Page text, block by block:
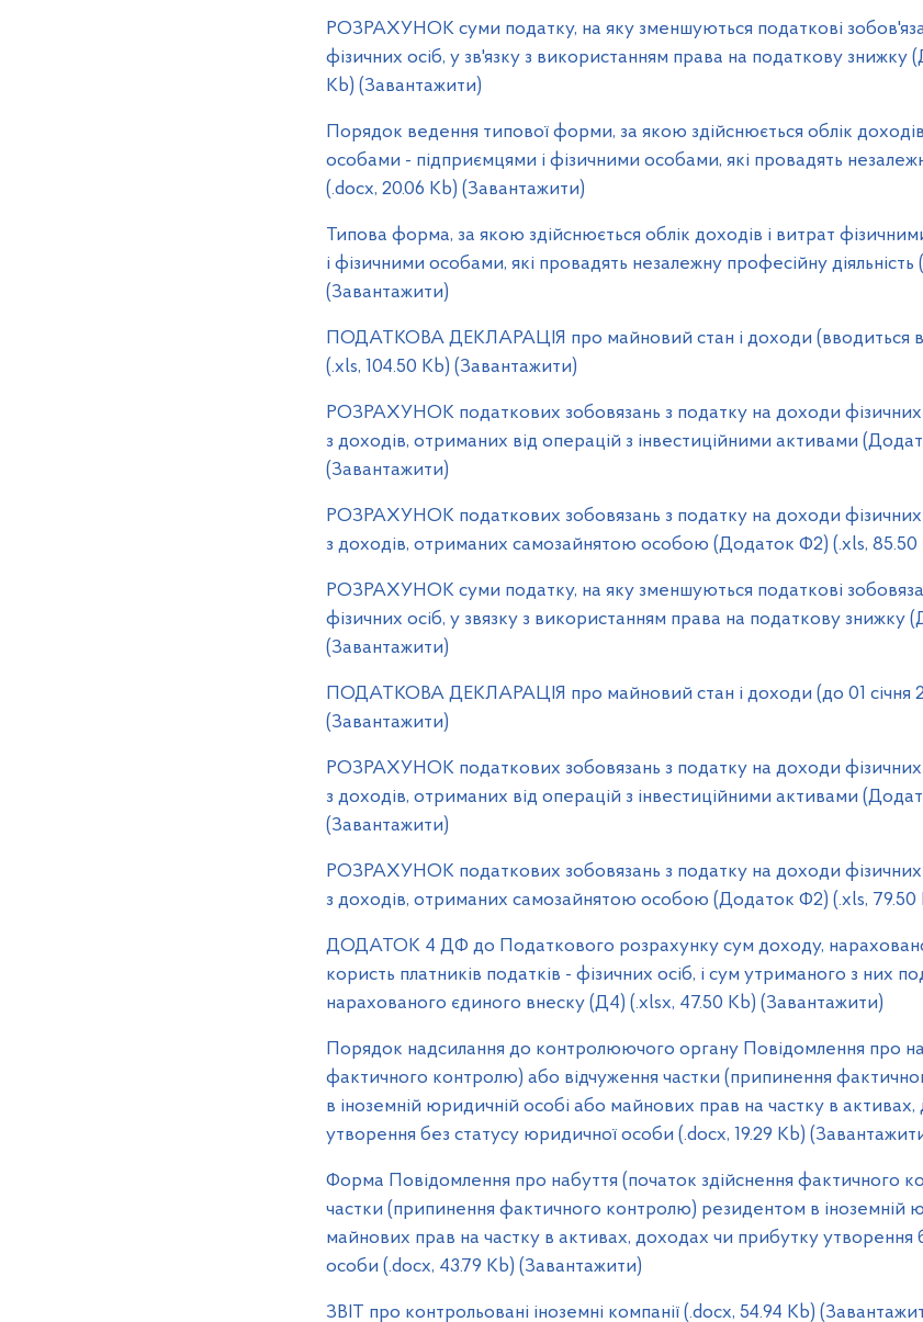
РОЗРАХУНОК суми податку, на яку зменшуються податкові
фізичних осіб, у зв'язку з використанням права на податкову знижку
Kb) (Завантажити)
Порядок ведення типової форми, за якою здійснюється облік
особами - підприємцями і фізичними особами, які провадять
(.docx, 20.06 Kb) (Завантажити)
Типова форма, за якою здійснюється облік доходів і витрат
і фізичними особами, які провадять незалежну професійну діяльність
(Завантажити)
ПОДАТКОВА ДЕКЛАРАЦІЯ про майновий стан і доходи (вводиться в
(.xls, 104.50 Kb) (Завантажити)
РОЗРАХУНОК податкових зобовязань з податку на доходи фізичних
з доходів, отриманих від операцій з інвестиційними активами
(Завантажити)
РОЗРАХУНОК податкових зобовязань з податку на доходи фізичних
з доходів, отриманих самозайнятою особою (Додаток Ф2) (.xls, 85.50
РОЗРАХУНОК суми податку, на яку зменшуються податкові
фізичних осіб, у звязку з використанням права на податкову знижку
(Завантажити)
ПОДАТКОВА ДЕКЛАРАЦІЯ про майновий стан і доходи (до 01 січня
(Завантажити)
РОЗРАХУНОК податкових зобовязань з податку на доходи фізичних
з доходів, отриманих від операцій з інвестиційними активами
(Завантажити)
РОЗРАХУНОК податкових зобовязань з податку на доходи фізичних
з доходів, отриманих самозайнятою особою (Додаток Ф2) (.xls, 79.50
ДОДАТОК 4 ДФ до Податкового розрахунку сум доходу,
користь платників податків - фізичних осіб, і сум утриманого з них
нарахованого єдиного внеску (Д4) (.xlsx, 47.50 Kb) (Завантажити)
Порядок надсилання до контролюючого органу Повідомлення про
фактичного контролю) або відчуження частки (припинення
в іноземній юридичній особі або майнових прав на частку в
утворення без статусу юридичної особи (.docx, 19.29 Kb)
Форма Повідомлення про набуття (початок здійснення фактичного
частки (припинення фактичного контролю) резидентом в іноземній
майнових прав на частку в активах, доходах чи прибутку утворення
особи (.docx, 43.79 Kb) (Завантажити)
ЗВІТ про контрольовані іноземні компанії (.docx, 54.94 Kb)